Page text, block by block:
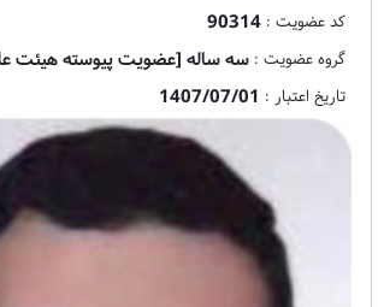
کد عضویت : 90314
گروه عضویت : سه ساله [عضویت پیوسته هیئت
تاریخ اعتبار : 1407/07/01